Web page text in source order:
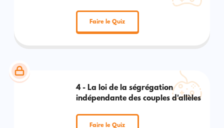
Faire le Quiz
4 - La loi de la ségrégation
indépendante des couples d'allèles
Faire le Quiz